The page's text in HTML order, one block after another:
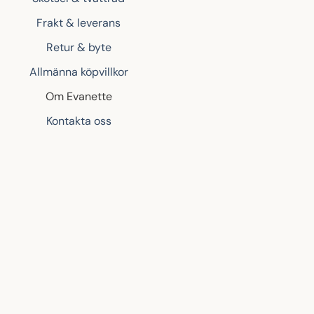
Frakt & leverans
Retur & byte
Allmänna köpvillkor
Om Evanette
Kontakta oss